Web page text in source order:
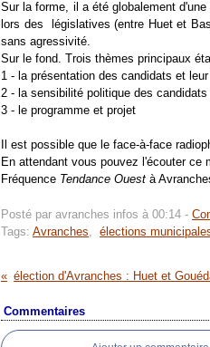
Sur la forme, il a été globalement
lors des législatives (entre Huet et
sans agressivité.
Sur le fond. Trois thèmes principaux
1 - la présentation des candidats et
2 - la sensibilité politique des
3 - le programme et projet
Il est possible que le face-à-face
En attendant vous pouvez l'écouter ce
Fréquence Tendance Ouest à
Posté par avranches infos à 00:14 -
Tags: Avranches, élections
Commentaires